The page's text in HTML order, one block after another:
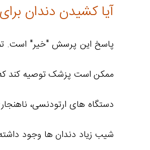
آیا کشیدن دندان
پاسخ این پرسش "خیر" است.
ممکن است پزشک توصیه کند که
دستگاه های ارتودنسی،
شیب زیاد دندان ها وجود